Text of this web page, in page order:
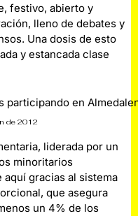
festivo, abierto y
lleno de debates y
Una dosis de esto
y estancada clase
de 2012
liderada por un
minoritarios
gracias al sistema
que asegura
un 4% de los